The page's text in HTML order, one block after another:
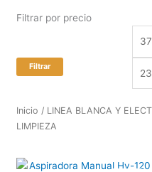
Filtrar por precio
Filtrar
Inicio / LINEA BLANCA Y
LIMPIEZA